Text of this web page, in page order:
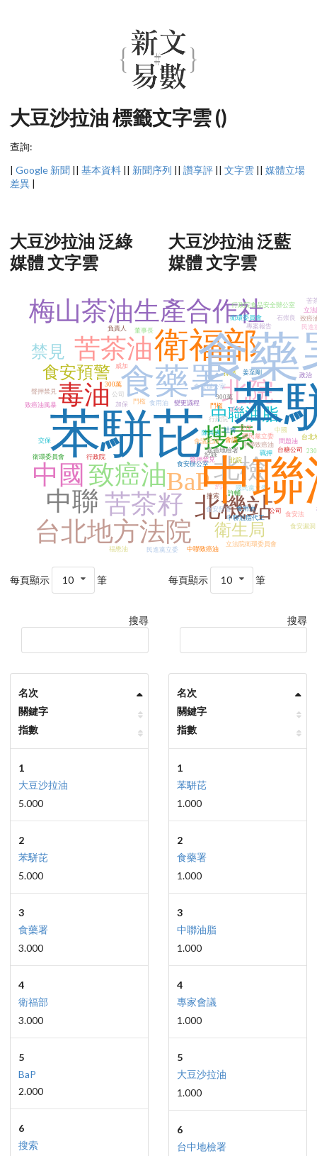
大豆沙拉油 標籤文字雲 ()
查詢:
| Google 新聞 || 基本資料 || 新聞序列 || 讚享評 || 文字雲 || 媒體立場
差異 |
大豆沙拉油 泛綠
媒體 文字雲
苯駢芘
食藥署
衛福部
BaP
搜索
致癌油
毒油
苦茶油
梅山茶油生產合作社
苦茶籽 北機站
台北地方法院
中國
北院
中聯
北檢
食安預警
衛生局
中聯油脂
禁見
食安辦公室
食用油
300萬
門檻
衛環委員會
董事長
行政院
威加
變更議程
加保
負責人
聲押禁見
致癌油風暴
約談
紀錄
公司
採購
福懋油
交保
國民黨立委
姜至剛
民進黨立委 中聯致癌油
立法院衛環委員會
每頁顯示 10 筆
搜尋
名次
關鍵字
指數
1
大豆沙拉油
5.000
2
苯駢芘
5.000
3
食藥署
3.000
4
衛福部
3.000
5
BaP
2.000
6
搜索
大豆沙拉油 泛藍
媒體 文字雲
苯
食藥
中
台糖公司
國民黨立委
政治
專案報告
中聯致癌油 問題油
民進
嘉義地檢署
台北
中國
羈押
社會
會議
公司
交保
致癌
聲押禁見
威加
300萬
行政院
北院
衛環委員會
食用油
食安辦公室
門檻
會議記錄
食安法
石崇良
立
食安漏洞
陳其邁
中聯油脂代工
食安預警
許輔
行政院食品安全辦公室
苦
搜索
每頁顯示 10 筆
搜尋
名次
關鍵字
指數
1
苯駢芘
1.000
2
食藥署
1.000
3
中聯油脂
1.000
4
專家會議
1.000
5
大豆沙拉油
1.000
6
台中地檢署